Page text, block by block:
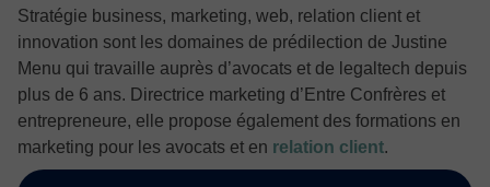
Stratégie business, marketing, web, relation client et
innovation sont les domaines de prédilection de Justine
Menu qui travaille auprès d’avocats et de legaltech depuis
plus de 6 ans. Directrice marketing d’Entre Confrères et
entrepreneure, elle propose également des formations en
marketing pour les avocats et en relation client.